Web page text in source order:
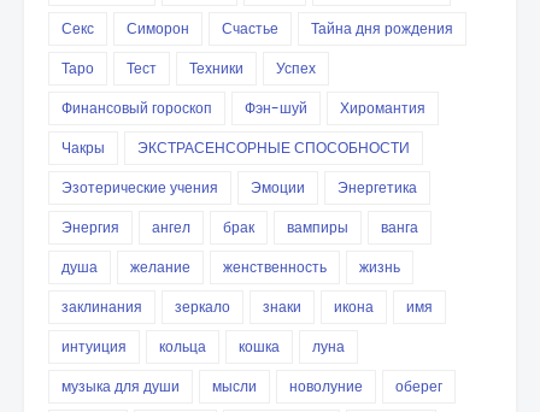
Секс
Симорон Счастье
Тайна дня рождения
Таро
Тест Техники
Успех
Финансовый гороскоп
Фэн-шуй
Хиромантия
Чакры
ЭКСТРАСЕНСОРНЫЕ СПОСОБНОСТИ
Эзотерические учения
Эмоции
Энергетика
Энергия
ангел брак вампиры
ванга
душа
желание женственность
жизнь
заклинания
зеркало знаки икона
имя
интуиция
кольца кошка
луна
музыка для души
мысли новолуние
оберег